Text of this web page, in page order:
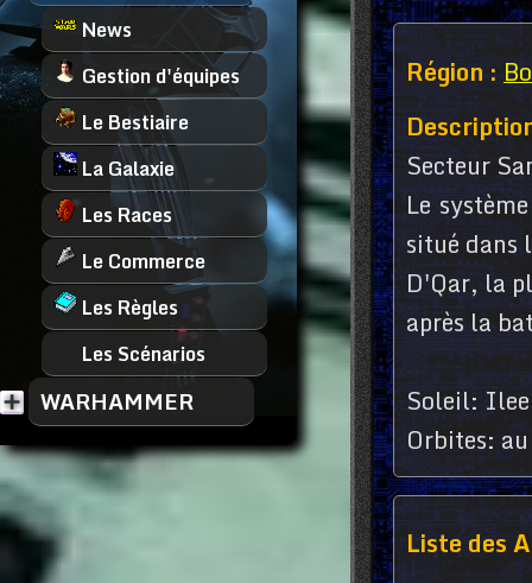
News
Gestion d'équipes
Le Bestiaire
La Galaxie
Les Races
Le Commerce
Les Règles
Les Scénarios
WARHAMMER
Région :
Secteur
Le
situé dans
D'Qar, la
après la
Soleil:
Orbites:
Liste des